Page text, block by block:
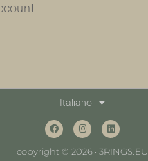
Italiano
copyright © 2026 · 3RINGS.EU